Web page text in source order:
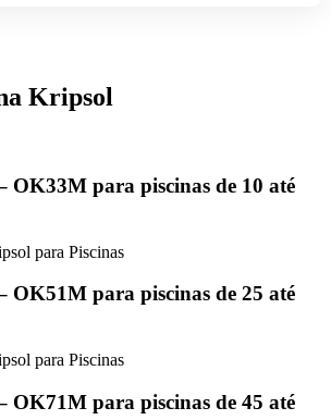
Kripsol
OK33M para piscinas de 10 até
OK51M para piscinas de 25 até
OK71M para piscinas de 45 até